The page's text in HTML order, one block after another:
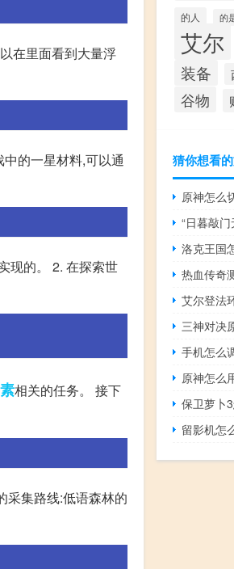
在里面看到大量浮
的一星材料,可以通
现的。 2. 在探索世
相关的任务。 接下
采集路线:低语森林的
的人 的
艾尔
装备
谷物
猜你想看
原神怎么
“日暮敲
洛克王国
热血传奇
艾尔登法
三神对决
手机怎么
原神怎么
保卫萝卜
留影机怎